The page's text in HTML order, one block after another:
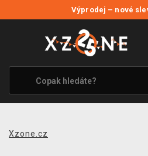
Výprodej – nové
VÝPRODEJ
VIDEOHRY
XZONE ORIGINALS
TÉMATIKY
Xzone.cz